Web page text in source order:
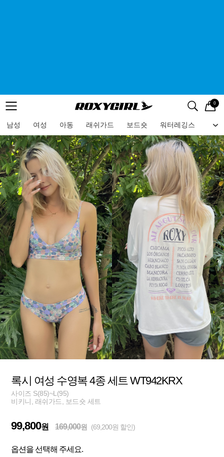
메뉴 검색
로고 0
남성 여성 아동 래쉬가드 보드숏 워터레깅스 비
메뉴
록시 여성 수영복 4종 세트 WT942KRX
사이즈 S(85)~L(95)
비키니, 래쉬가드, 보드숏 세트
99,800원 169,000원 (69,200원 할인)
옵션을 선택해 주세요.